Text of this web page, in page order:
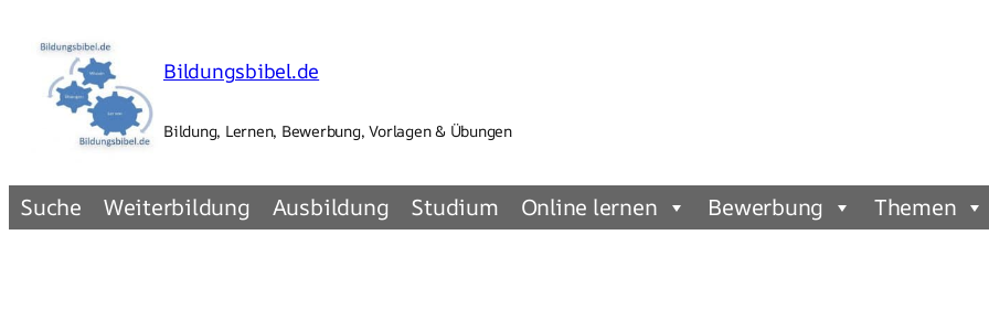
Inhalt
springen
Bildungsbibel.de
Bildung, Lernen, Bewerbung, Vorlagen & Übungen
Suche Weiterbildung Ausbildung Studium Online lernen Bewerbung Themen